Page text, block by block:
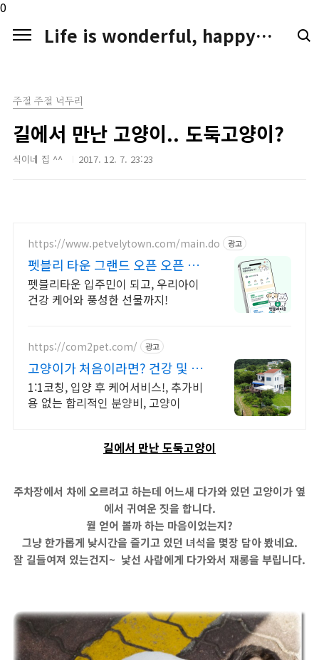
0
본문 바로가기
Life is wonderful, happy. LIFE LOGGER
주절 주절 넉두리
길에서 만난 고양이.. 도둑고양이?
식이네 집 ^^ 2017. 12. 7. 23:23
https://www.petvelytown.com/main.do 광고
펫블리 타운 그랜드 오픈 오픈 이
벤트 진행 중!
펫블리타운 입주민이 되고, 우리아이
건강 케어와 풍성한 선물까지!
https://com2pet.com/ 광고
고양이가 처음이라면? 건강 및 품
종 보장
1:1코칭, 입양 후 케어서비스!, 추가비
용 없는 합리적인 분양비, 고양이
길에서 만난 도둑고양이
주차장에서 차에 오르려고 하는데 어느새 다가와 있던 고양이가 옆
에서 귀여운 짓을 합니다.
뭘 얻어 볼까 하는 마음이었는지?
그냥 한가롭게 낮시간을 즐기고 있던 녀석을 몇장 담아 봤네요.
잘 길들여져 있는건지~ 낯선 사람에게 다가와서 재롱을 부립니다.